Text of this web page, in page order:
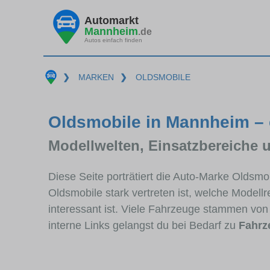
Automarkt
Mannheim.de
Autos einfach finden
❯ MARKEN ❯ OLDSMOBILE
Oldsmobile in Mannheim
Modellwelten, Einsatzbereiche
Diese Seite porträtiert die Auto-Marke
Oldsmobile stark vertreten ist, welche
interessant ist. Viele Fahrzeuge stammen
interne Links gelangst du bei Bedarf zu